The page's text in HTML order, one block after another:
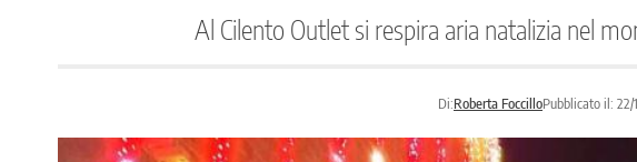
Al Cilento Outlet si respira aria natalizia nel
Di:Roberta FoccilloPubblicato il: 22/